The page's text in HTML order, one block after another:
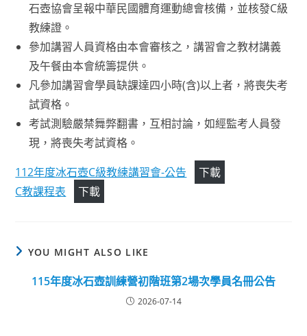
石壺協會呈報中華民國體育運動總會核備，並核發C級
教練證。
參加講習人員資格由本會審核之，講習會之教材講義
及午餐由本會統籌提供。
凡參加講習會學員缺課達四小時(含)以上者，將喪失考
試資格。
考試測驗嚴禁舞弊翻書，互相討論，如經監考人員發
現，將喪失考試資格。
112年度冰石壺C級教練講習會-公告
下載
C教課程表
下載
YOU MIGHT ALSO LIKE
115年度冰石壺訓練營初階班第2場次學員名冊公告
2026-07-14